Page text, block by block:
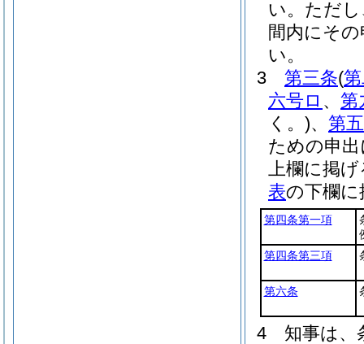
い。 ただ
間内にそ
い。
3
第三条(
六号ロ 、 第
く。)、 第
ための申
上欄に掲げ
表の下欄
第四条第一項
第四条第三項
第六条
4
知事は、